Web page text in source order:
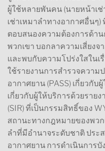
ผู้ใช้หลายพันคน (นายหน้าเ
เช่าเหมาลำทางอากาศอื่นๆ
ตอบสนองความต้องการด้าน
พวกเขา บอกลาความเสี่ยง
และพบกับความโปร่งใสในเ
ใช้รายงานการสำรวจควา
อากาศยาน (PASS) เกี่ยวกั
เกี่ยวกับผู้ให้บริการด้วยราย
(SIR) ที่เป็นกรรมสิทธิ์ของ
สถานะทางกฎหมายของพวก
ลำที่มีอำนาจระดับชาติ ปร
อากาศยาน การดำเนินการ